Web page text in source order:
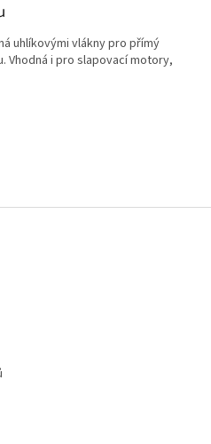
uhlíkovými vlákny pro přímý
Vhodná i pro slapovací motory,